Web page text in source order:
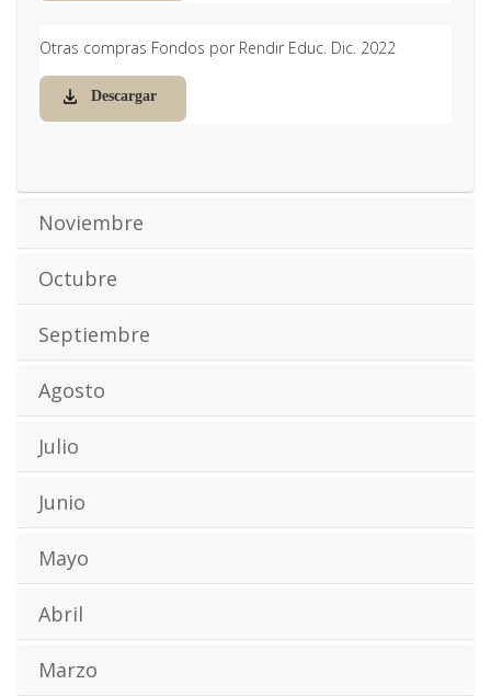
Otras compras Fondos por Rendir Educ. Dic. 2022
Descargar
Noviembre
Octubre
Septiembre
Agosto
Julio
Junio
Mayo
Abril
Marzo